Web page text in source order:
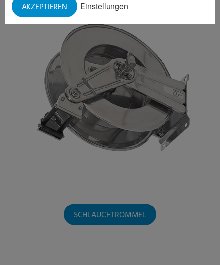
Einstellungen
AKZEPTIEREN
SCHLAUCHTROMMEL